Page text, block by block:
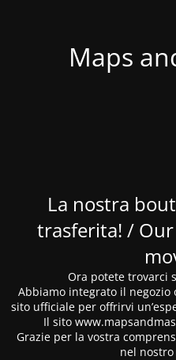
Maps
La nostra
trasferita! /
Ora potete trovarci
Abbiamo integrato il
sito ufficiale per offrirvi
Il sito
Grazie per la vostra
nel